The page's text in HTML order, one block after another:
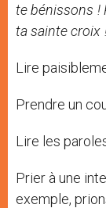
te bénissons !
ta sainte croix
Lire
Prendre un
Lire les
Prier à une
exemple,